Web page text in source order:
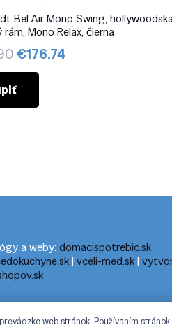
Bel Air Mono Swing,
Mono Relax, čierna
Pôvodná
cena
bola:
€271.90.
€176.74Aktuálna
a weby: domacispotrebic.sk
| vceli-med.sk|
web stránok. Používaním